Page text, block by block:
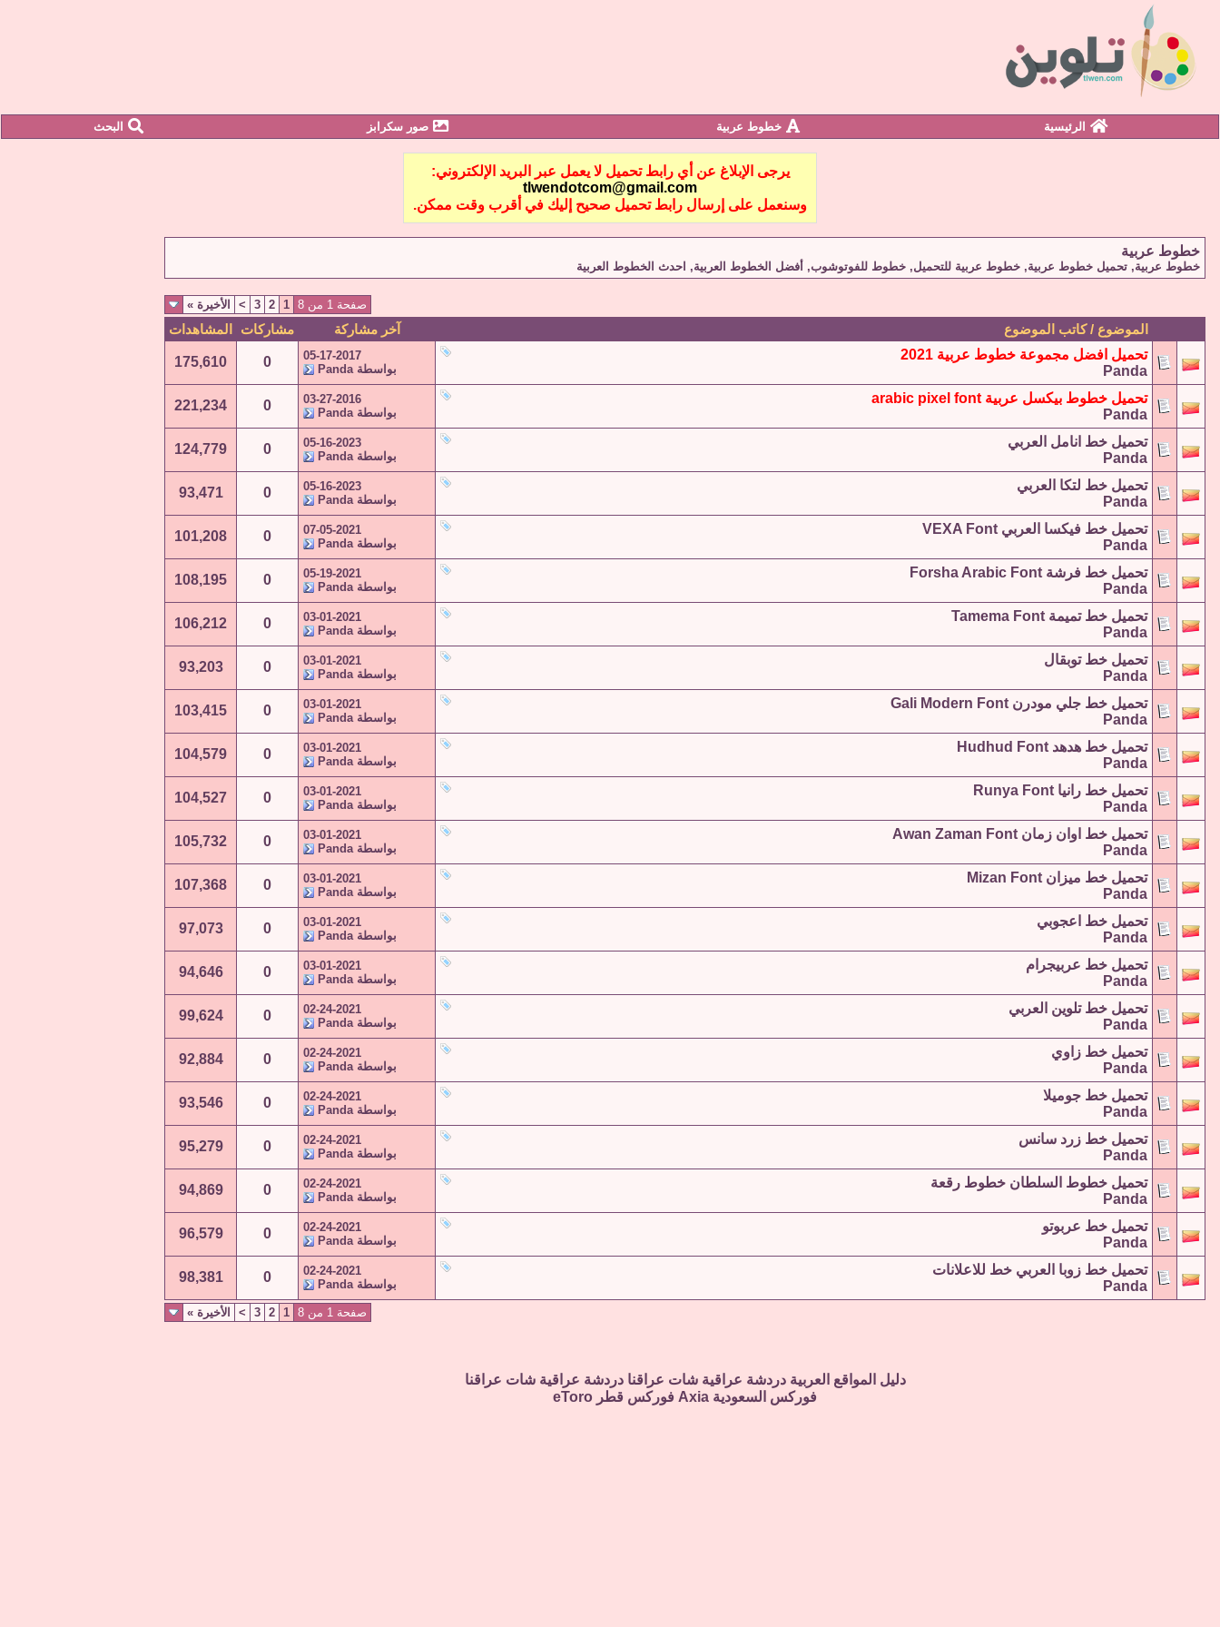
الرئيسية خطوط عربية صور سكرابز البحث
يرجى الإبلاغ عن أي رابط تحميل لا يعمل عبر البريد الإلكتروني:
tlwendotcom@gmail.com
وسنعمل على إرسال رابط تحميل صحيح إليك في أقرب وقت ممكن.
خطوط عربية
خطوط عربية, تحميل خطوط عربية, خطوط عربية للتحميل, خطوط للفوتوشوب, أفضل الخطوط العربية, احدث الخطوط العربية
صفحة 1 من 8 1
2
3
> الأخيرة »
الموضوع / كاتب الموضوع آخر مشاركة مشاركات المشاهدات
تحميل افضل مجموعة خطوط عربية 2021
Panda
05-17-2017
بواسطةPanda
0
175,610
تحميل خطوط بيكسل عربية arabic pixel font
Panda
03-27-2016
بواسطةPanda
0
221,234
تحميل خط انامل العربي
Panda
05-16-2023
بواسطةPanda
0
124,779
تحميل خط لتكا العربي
Panda
05-16-2023
بواسطةPanda
0
93,471
تحميل خط فيكسا العربي VEXA Font
Panda
07-05-2021
بواسطةPanda
0
101,208
تحميل خط فرشة Forsha Arabic Font
Panda
05-19-2021
بواسطةPanda
0
108,195
تحميل خط تميمة Tamema Font
Panda
03-01-2021
بواسطةPanda
0
106,212
تحميل خط توبقال
Panda
03-01-2021
بواسطةPanda
0
93,203
تحميل خط جلي مودرن Gali Modern Font
Panda
03-01-2021
بواسطةPanda
0
103,415
تحميل خط هدهد Hudhud Font
Panda
03-01-2021
بواسطةPanda
0
104,579
تحميل خط رانيا Runya Font
Panda
03-01-2021
بواسطةPanda
0
104,527
تحميل خط اوان زمان Awan Zaman Font
Panda
03-01-2021
بواسطةPanda
0
105,732
تحميل خط ميزان Mizan Font
Panda
03-01-2021
بواسطةPanda
0
107,368
تحميل خط اعجوبي
Panda
03-01-2021
بواسطةPanda
0
97,073
تحميل خط عربيجرام
Panda
03-01-2021
بواسطةPanda
0
94,646
تحميل خط تلوين العربي
Panda
02-24-2021
بواسطةPanda
0
99,624
تحميل خط زاوي
Panda
02-24-2021
بواسطةPanda
0
92,884
تحميل خط جوميلا
Panda
02-24-2021
بواسطةPanda
0
93,546
تحميل خط زرد سانس
Panda
02-24-2021
بواسطةPanda
0
95,279
تحميل خطوط السلطان خطوط رقعة
Panda
02-24-2021
بواسطةPanda
0
94,869
تحميل خط عربوتو
Panda
02-24-2021
بواسطةPanda
0
96,579
تحميل خط زوبا العربي خط للاعلانات
Panda
02-24-2021
بواسطةPanda
0
98,381
صفحة 1 من 8 1
2
3
> الأخيرة »
دليل المواقع العربية دردشة عراقية شات عراقنا دردشة عراقية شات عراقنا
فوركس السعودية Axia فوركس قطر eToro